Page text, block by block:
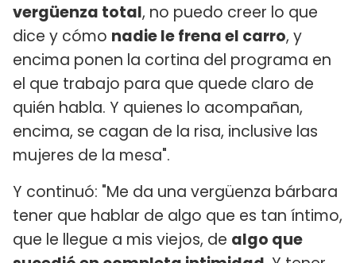
vergüenza total, no puedo creer lo que
dice y cómo nadie le frena el carro, y
encima ponen la cortina del programa en
el que trabajo para que quede claro de
quién habla. Y quienes lo acompañan,
encima, se cagan de la risa, inclusive las
mujeres de la mesa".
Y continuó: "Me da una vergüenza bárbara
tener que hablar de algo que es tan íntimo,
que le llegue a mis viejos, de algo que